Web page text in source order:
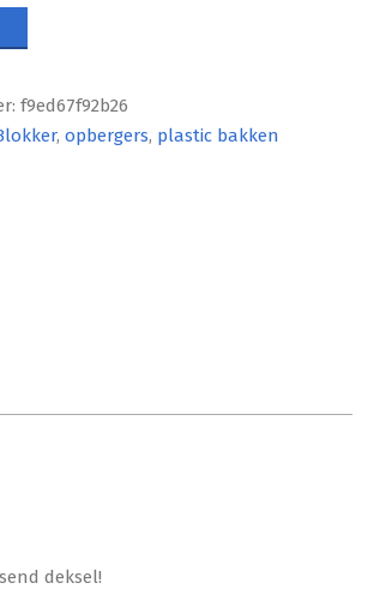
f9ed67f92b26
,opbergers, plastic bakken
deksel!